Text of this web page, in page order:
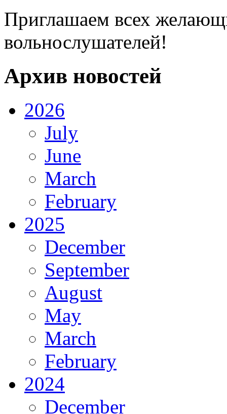
Приглашаем всех
вольнослушателей!
Архив новостей
2026
July
June
March
February
2025
December
September
August
May
March
February
2024
December